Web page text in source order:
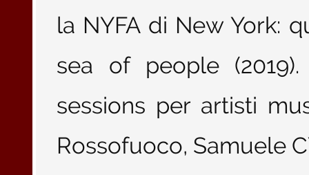
la NYFA di New York:
sea of people
sessions per artisti
Rossofuoco, Samuele